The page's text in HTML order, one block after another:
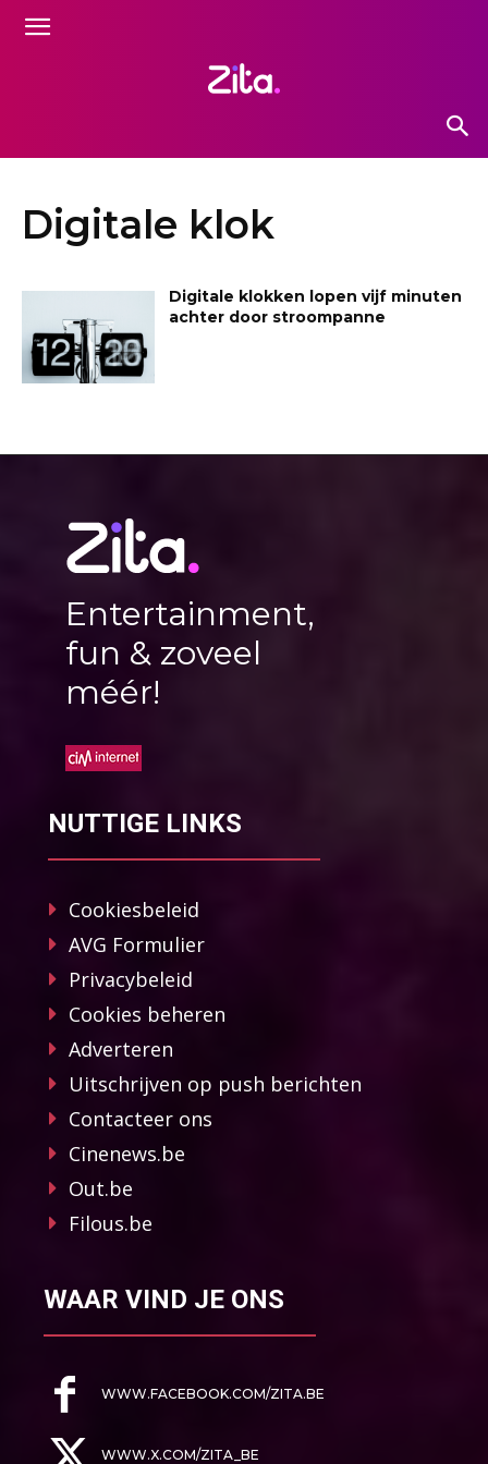
Digitale klok
Digitale klokken lopen vijf minuten
achter door stroompanne
Entertainment,
fun & zoveel
méér!
NUTTIGE LINKS
Cookiesbeleid
AVG Formulier
Privacybeleid
Cookies beheren
Adverteren
Uitschrijven op push berichten
Contacteer ons
Cinenews.be
Out.be
Filous.be
WAAR VIND JE ONS
WWW.FACEBOOK.COM/ZITA.BE
WWW.X.COM/ZITA_BE